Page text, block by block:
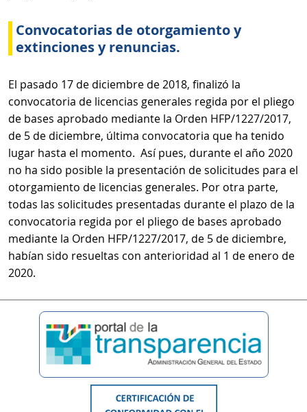
Convocatorias de otorgamiento y
extinciones y renuncias.
El pasado 17 de diciembre de 2018, finalizó la
convocatoria de licencias generales regida por el pliego
de bases aprobado mediante la Orden HFP/1227/2017,
de 5 de diciembre, última convocatoria que ha tenido
lugar hasta el momento. Así pues, durante el año 2020
no ha sido posible la presentación de solicitudes para el
otorgamiento de licencias generales. Por otra parte,
todas las solicitudes presentadas durante el plazo de la
convocatoria regida por el pliego de bases aprobado
mediante la Orden HFP/1227/2017, de 5 de diciembre,
habían sido resueltas con anterioridad al 1 de enero de
2020.